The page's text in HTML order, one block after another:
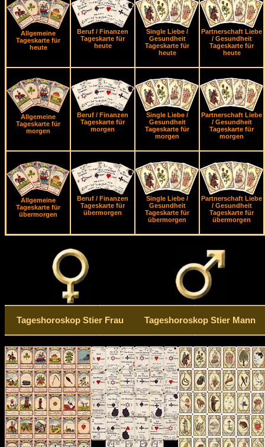
Allgemeine
Tageskarte für
heute
Beruf / Finanzen
Tageskarte für
heute
Single Liebe /
Gesundheit
Tageskarte für
heute
Partnerschaft Liebe
/ Gesundheit
Tageskarte für
heute
Allgemeine
Tageskarte für
morgen
Beruf / Finanzen
Tageskarte für
morgen
Single Liebe /
Gesundheit
Tageskarte für
morgen
Partnerschaft Liebe
/ Gesundheit
Tageskarte für
morgen
Allgemeine
Tageskarte für
übermorgen
Beruf / Finanzen
Tageskarte für
übermorgen
Single Liebe /
Gesundheit
Tageskarte für
übermorgen
Partnerschaft Liebe
/ Gesundheit
Tageskarte für
übermorgen
Tageshoroskop Stier Frau Tageshoroskop Stier Mann